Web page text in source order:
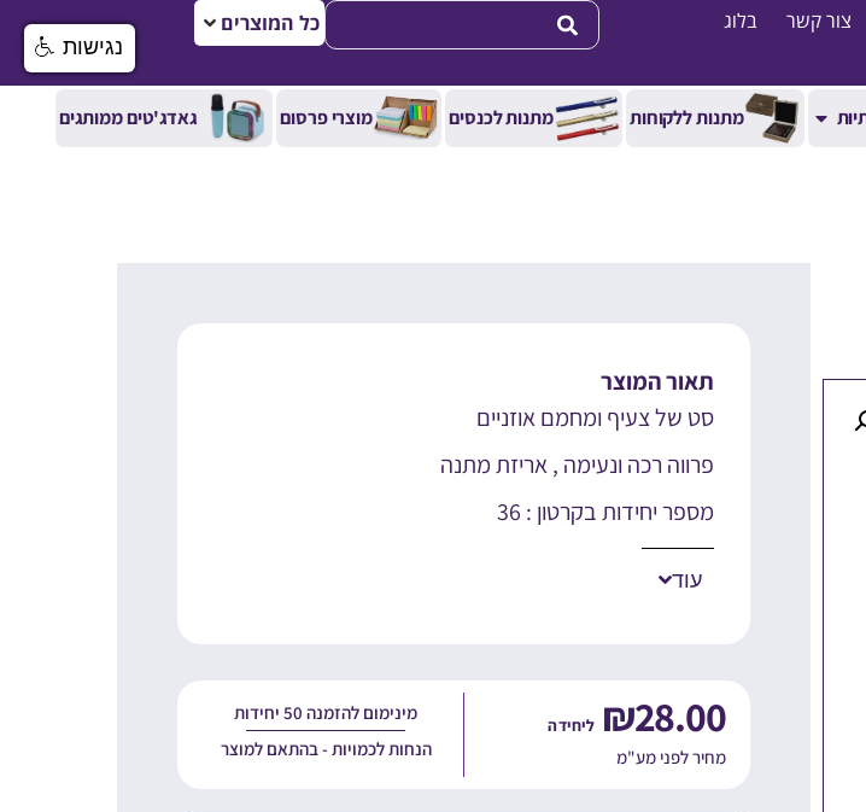
צור קשר בלוג כל המוצרים
מתנות ללקוחות מתנות לכנסים מוצרי פרסום גאדג'טים ממותגים
תאור המוצר
סט של צעיף ומחמם אוזניים
פרווה רכה ונעימה , אריזת מתנה
מספר יחידות בקרטון : 36
עוד
₪28.00
מחיר לפני מע"מ
מינימום להזמנה 50 יחידות
הנחות לכמויות - בהתאם למוצר
נגישות